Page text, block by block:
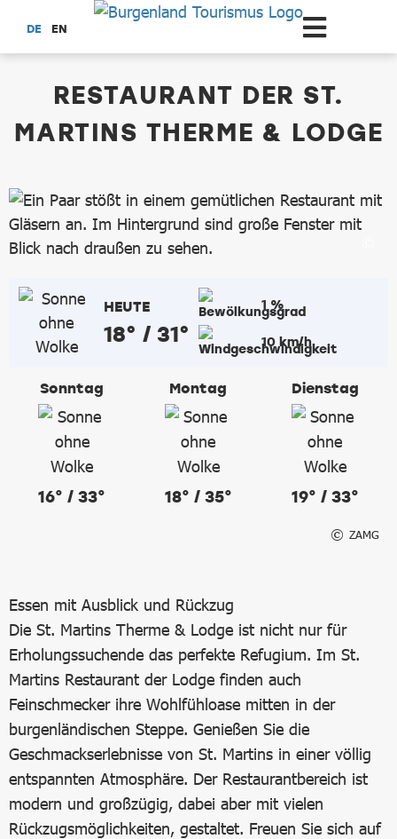
Zum Hauptinhalt springen
DE EN
RESTAURANT DER ST.
MARTINS THERME & LODGE
HEUTE
18° / 31°
1 %
10 km/h
Sonntag
16° / 33°
Montag
18° / 35°
Dienstag
19° / 33°
ZAMG
Essen mit Ausblick und Rückzug
Die St. Martins Therme & Lodge ist nicht nur für
Erholungssuchende das perfekte Refugium. Im St.
Martins Restaurant der Lodge finden auch
Feinschmecker ihre Wohlfühloase mitten in der
burgenländischen Steppe. Genießen Sie die
Geschmackserlebnisse von St. Martins in einer völlig
entspannten Atmosphäre. Der Restaurantbereich ist
modern und großzügig, dabei aber mit vielen
Rückzugsmöglichkeiten, gestaltet. Freuen Sie sich auf